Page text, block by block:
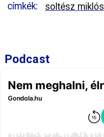
címkék: soltész miklós
Podcast